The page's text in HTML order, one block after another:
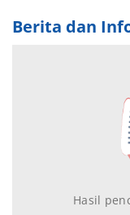
Berita dan
Hasil